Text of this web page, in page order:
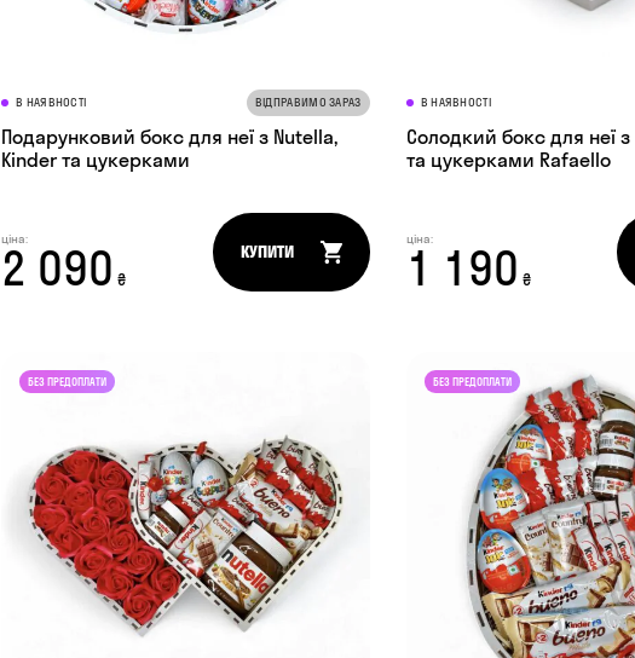
В НАЯВНОСТІ ВІДПРАВИМО ЗАРАЗ
Подарунковий бокс для неї з Nutella,
Kinder та цукерками
ціна:
2 090 ₴
КУПИТИ
В НАЯВНОСТІ
Солодкий бокс для неї з
та цукерками Rafaello
ціна:
1 190 ₴